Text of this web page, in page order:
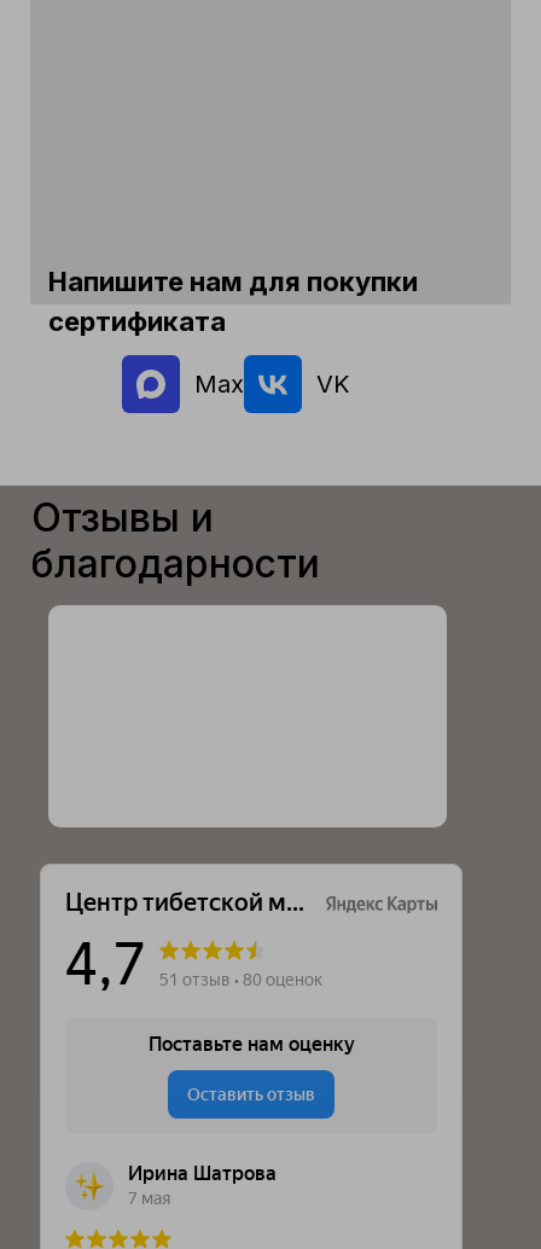
Напишите нам для покупки
сертификата
Max VK
Отзывы и
благодарности